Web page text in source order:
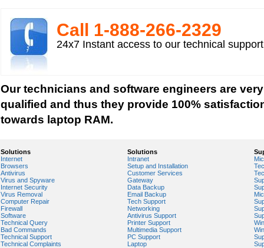
Laptop Video Card
Tips to buy a Mini Laptop
ThinkPad Laptops
Call 1-­888-­266-­2329
24x7 Instant access to our technical
Our technicians and software engineers are
qualified and thus they provide 100%
towards laptop RAM.
Solutions
Internet
Browsers
Antivirus
Virus and Spyware
Internet Security
Virus Removal
Computer Repair
Firewall
Software
Technical Query
Bad Commands
Technical Support
Technical Complaints
Solutions
Intranet
Setup and Installation
Customer Services
Gateway
Data Backup
Email Backup
Tech Support
Networking
Antivirus Support
Printer Support
Multimedia Support
PC Support
Laptop